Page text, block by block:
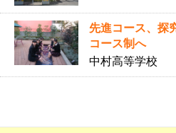
先進コース、探
コース制へ
中村高等学校